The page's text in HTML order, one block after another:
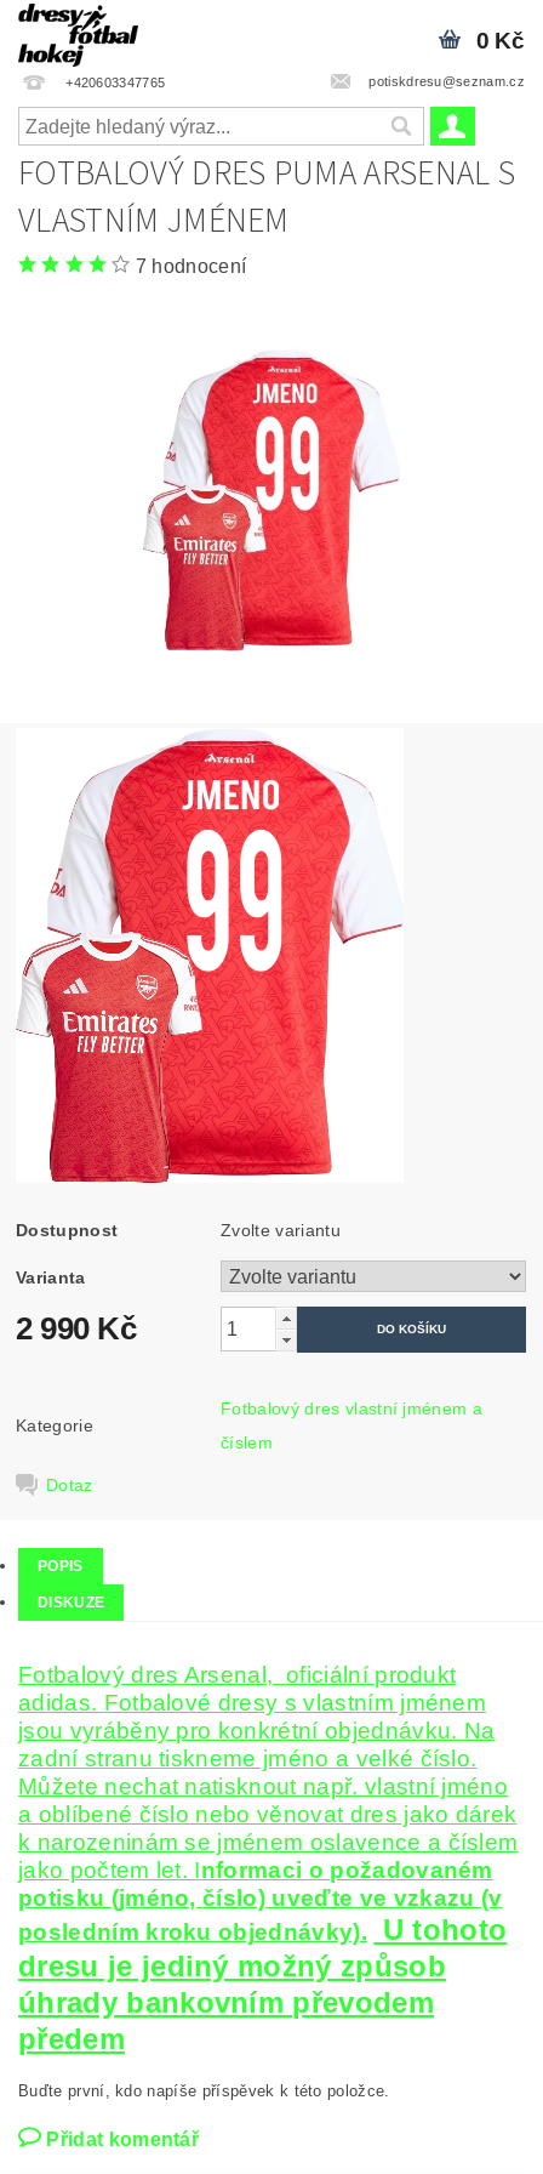
+420603347765 potiskdresu@seznam.cz
0 Kč
FOTBALOVÝ DRES PUMA ARSENAL S
VLASTNÍM JMÉNEM
7 hodnocení
Dostupnost Zvolte variantu
Varianta
2 990 Kč
Kategorie
Fotbalový dres vlastní jménem a
číslem
Dotaz
POPIS
DISKUZE
Fotbalový dres Arsenal, oficiální produkt
adidas. Fotbalové dresy s vlastním jménem
jsou vyráběny pro konkrétní objednávku. Na
zadní stranu tiskneme jméno a velké číslo.
Můžete nechat natisknout např. vlastní jméno
a oblíbené číslo nebo věnovat dres jako dárek
k narozeninám se jménem oslavence a číslem
jako počtem let. Informaci o požadovaném
potisku (jméno, číslo) uveďte ve vzkazu (v
posledním kroku objednávky).
U tohoto
dresu je jediný možný způsob
úhrady bankovním převodem
předem
Buďte první, kdo napíše příspěvek k této položce.
Přidat komentář